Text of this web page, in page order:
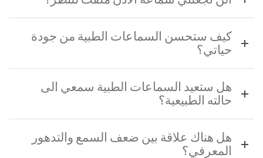
كيف ستحسن السماعات الطبية من جودة
حياتي؟
هل ستعيد السماعات الطبية سمعي الى
حالته الطبيعية؟
هل هناك علاقة بين ضعف السمع والتدهور
المعرفي؟